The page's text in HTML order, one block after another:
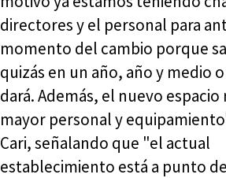
directores y el personal para
momento del cambio porque
quizás en un año, año y medio
dará. Además, el nuevo
mayor personal y
Cari, señalando que "el actual
establecimiento está a punto